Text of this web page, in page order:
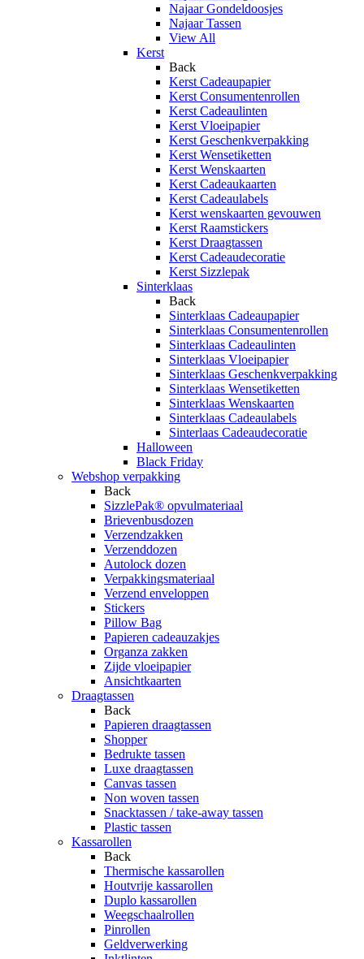
Najaar Gondeldoosjes
Najaar Tassen
View All
Kerst
Back
Kerst Cadeaupapier
Kerst Consumentenrollen
Kerst Cadeaulinten
Kerst Vloeipapier
Kerst Geschenkverpakking
Kerst Wensetiketten
Kerst Wenskaarten
Kerst Cadeaukaarten
Kerst Cadeaulabels
Kerst wenskaarten gevouwen
Kerst Raamstickers
Kerst Draagtassen
Kerst Cadeaudecoratie
Kerst Sizzlepak
Sinterklaas
Back
Sinterklaas Cadeaupapier
Sinterklaas Consumentenrollen
Sinterklaas Cadeaulinten
Sinterklaas Vloeipapier
Sinterklaas Geschenkverpakking
Sinterklaas Wensetiketten
Sinterklaas Wenskaarten
Sinterklaas Cadeaulabels
Sinterlaas Cadeaudecoratie
Halloween
Black Friday
Webshop verpakking
Back
SizzlePak® opvulmateriaal
Brievenbusdozen
Verzendzakken
Verzenddozen
Autolock dozen
Verpakkingsmateriaal
Verzend enveloppen
Stickers
Pillow Bag
Papieren cadeauzakjes
Organza zakken
Zijde vloeipapier
Ansichtkaarten
Draagtassen
Back
Papieren draagtassen
Shopper
Bedrukte tassen
Luxe draagtassen
Canvas tassen
Non woven tassen
Snacktassen / take-away tassen
Plastic tassen
Kassarollen
Back
Thermische kassarollen
Houtvrije kassarollen
Duplo kassarollen
Weegschaalrollen
Pinrollen
Geldverwerking